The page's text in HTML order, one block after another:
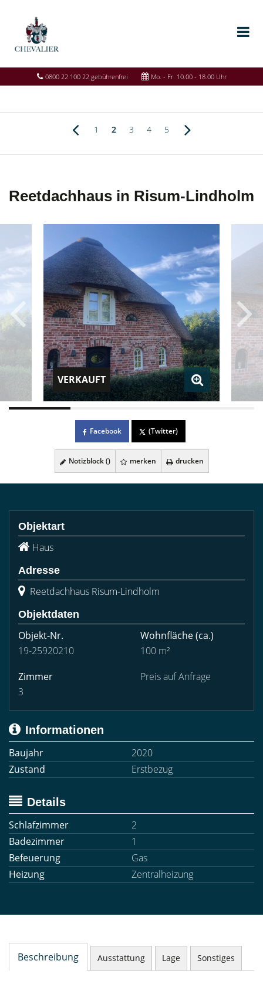
0800 22 100 22 gebührenfrei Mo. - Fr. 10.00 - 18.00 Uhr
1 2 3 4 5
Reetdachhaus in Risum-Lindholm
VERKAUFT
Facebook (Twitter)
Notizblock () merken drucken
Objektart
Haus
Adresse
Reetdachhaus Risum-Lindholm
Objektdaten
Objekt-Nr.
19-25920210
Wohnfläche(ca.)
100 m²
Zimmer
3
Preis auf Anfrage
Informationen
Baujahr
2020
Zustand
Erstbezug
Details
Schlafzimmer
2
Badezimmer
1
Befeuerung
Gas
Heizung
Zentralheizung
Beschreibung Ausstattung Lage Sonstiges